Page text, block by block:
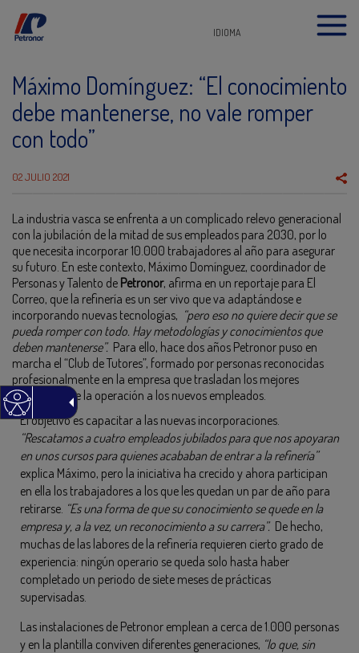
IDIOMA
Máximo Domínguez: “El conocimiento
debe mantenerse, no vale romper
con todo”
02 JULIO 2021
La industria vasca se enfrenta a un complicado relevo generacional
con la jubilación de la mitad de sus empleados para 2030, por lo
que necesita incorporar 10.000 trabajadores al año para asegurar
su futuro. En este contexto, Máximo Domínguez, coordinador de
Personas y Talento de Petronor, afirma en un reportaje para El
Correo, que la refinería es un ser vivo que va adaptándose e
incorporando nuevas tecnologías, “pero eso no quiere decir que se
pueda romper con todo. Hay metodologías y conocimientos que
deben mantenerse”. Para ello, hace dos años Petronor puso en
marcha el “Club de Tutores”, formado por personas reconocidas
profesionalmente en la empresa que trasladan los mejores
estándares de la operación a los nuevos empleados.
El objetivo es capacitar a las nuevas incorporaciones.
“Rescatamos a cuatro empleados jubilados para que nos apoyaran
en unos cursos para quienes acababan de entrar a la refinería”
explica Máximo, pero la iniciativa ha crecido y ahora participan
en ella los trabajadores a los que les quedan un par de año para
retirarse. “Es una forma de que su conocimiento se quede en la
empresa y, a la vez, un reconocimiento a su carrera”. De hecho,
muchas de las labores de la refinería requieren cierto grado de
experiencia: ningún operario se queda solo hasta haber
completado un periodo de siete meses de prácticas
supervisadas.
Las instalaciones de Petronor emplean a cerca de 1.000 personas
y en la plantilla conviven diferentes generaciones, “lo que, sin